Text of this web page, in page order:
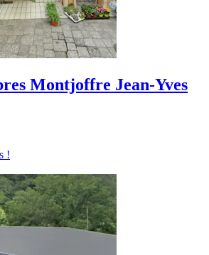
Montjoffre Jean-Yves
!